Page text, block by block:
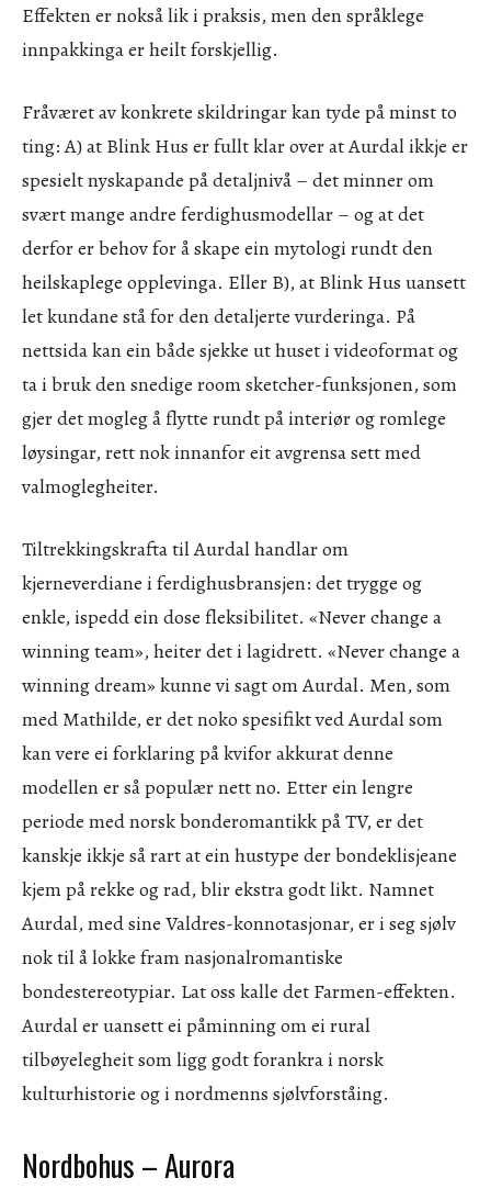
Effekten er nokså lik i praksis, men den språklege
innpakkinga er heilt forskjellig.
Fråværet av konkrete skildringar kan tyde på minst to
ting: A) at Blink Hus er fullt klar over at Aurdal ikkje er
spesielt nyskapande på detaljnivå – det minner om
svært mange andre ferdighusmodellar – og at det
derfor er behov for å skape ein mytologi rundt den
heilskaplege opplevinga. Eller B), at Blink Hus uansett
let kundane stå for den detaljerte vurderinga. På
nettsida kan ein både sjekke ut huset i videoformat og
ta i bruk den snedige room sketcher-funksjonen, som
gjer det mogleg å flytte rundt på interiør og romlege
løysingar, rett nok innanfor eit avgrensa sett med
valmoglegheiter.
Tiltrekkingskrafta til Aurdal handlar om
kjerneverdiane i ferdighusbransjen: det trygge og
enkle, ispedd ein dose fleksibilitet. «Never change a
winning team», heiter det i lagidrett. «Never change a
winning dream» kunne vi sagt om Aurdal. Men, som
med Mathilde, er det noko spesifikt ved Aurdal som
kan vere ei forklaring på kvifor akkurat denne
modellen er så populær nett no. Etter ein lengre
periode med norsk bonderomantikk på TV, er det
kanskje ikkje så rart at ein hustype der bondeklisjeane
kjem på rekke og rad, blir ekstra godt likt. Namnet
Aurdal, med sine Valdres-konnotasjonar, er i seg sjølv
nok til å lokke fram nasjonalromantiske
bondestereotypiar. Lat oss kalle det Farmen-effekten.
Aurdal er uansett ei påminning om ei rural
tilbøyelegheit som ligg godt forankra i norsk
kulturhistorie og i nordmenns sjølvforståing.
Nordbohus – Aurora